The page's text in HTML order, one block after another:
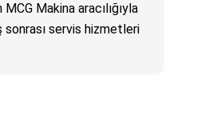
Makina aracılığıyla
servis hizmetleri